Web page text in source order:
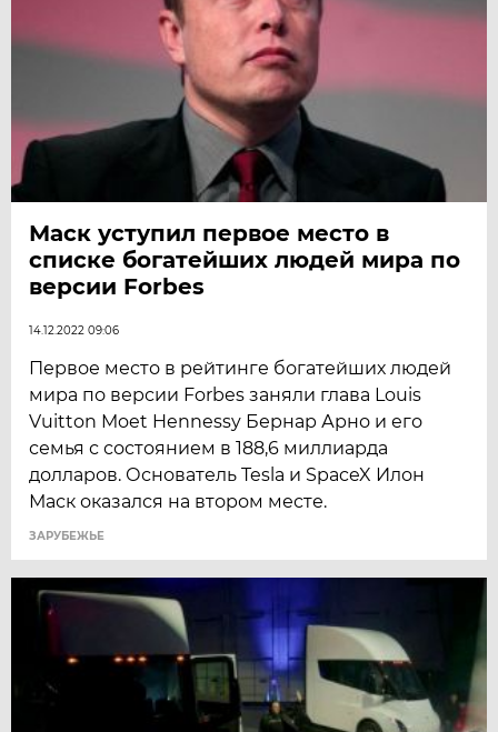
Маск уступил первое место в
списке богатейших людей мира по
версии Forbes
14.12.2022 09:06
Первое место в рейтинге богатейших людей
мира по версии Forbes заняли глава Louis
Vuitton Moet Hennessy Бернар Арно и его
семья с состоянием в 188,6 миллиарда
долларов. Основатель Tesla и SpaceX Илон
Маск оказался на втором месте.
ЗАРУБЕЖЬЕ